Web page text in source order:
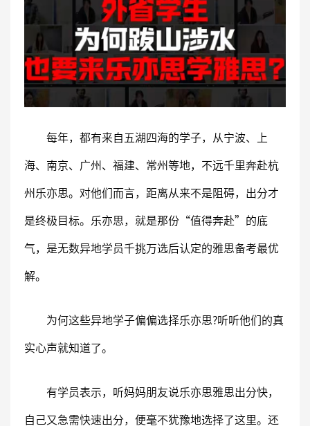
每年，都有来自五湖四海的学子，从宁波、上
海、南京、广州、福建、常州等地，不远千里奔赴杭
州乐亦思。对他们而言，距离从来不是阻碍，出分才
是终极目标。乐亦思，就是那份“值得奔赴”的底
气，是无数异地学员千挑万选后认定的雅思备考最优
解。
为何这些异地学子偏偏选择乐亦思?听听他们的真
实心声就知道了。
有学员表示，听妈妈朋友说乐亦思雅思出分快，
自己又急需快速出分，便毫不犹豫地选择了这里。还